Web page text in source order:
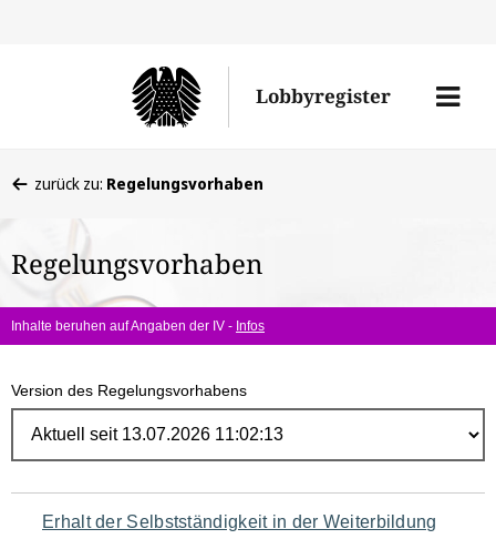
Lobbyregister
Menü
befinden
hier:
zurück zu: Regelungsvorhaben
Regelungsvorhaben
Inhalte beruhen auf Angaben der IV - Infos
Version des Regelungsvorhabens
Navigation
Erhalt der Selbstständigkeit in der Weiterbildung